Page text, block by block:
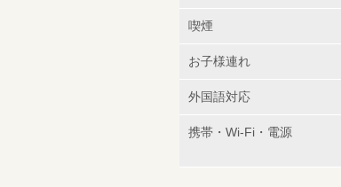
喫煙
お子様連れ
外国語対応
携帯・Wi-Fi・電源